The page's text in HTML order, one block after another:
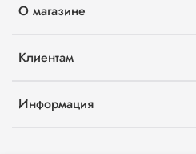
О магазине
Клиентам
Информация